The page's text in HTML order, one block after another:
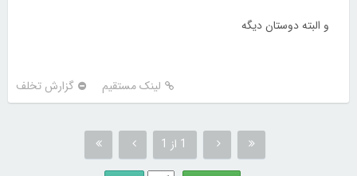
و البته دوستان دیگه
لینک مستقیم گزارش تخلف
1 از 1